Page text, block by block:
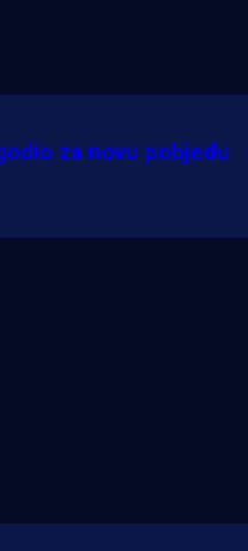
za novu pobjedu